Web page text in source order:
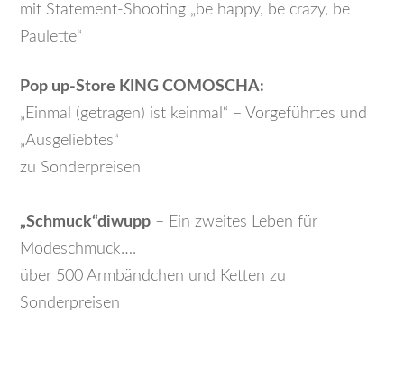
mit Statement-Shooting „be happy, be crazy, be
Paulette“
Pop up-Store KING COMOSCHA:
„Einmal (getragen) ist keinmal“ – Vorgeführtes und
„Ausgeliebtes“
zu Sonderpreisen
„Schmuck“diwupp – Ein zweites Leben für
Modeschmuck….
über 500 Armbändchen und Ketten zu
Sonderpreisen